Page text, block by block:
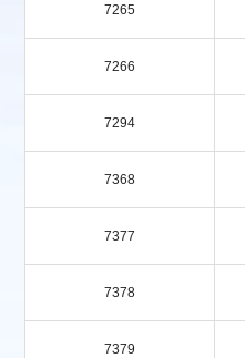
7265
7266
7294
7368
7377
7378
7379